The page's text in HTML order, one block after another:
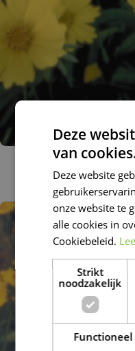
Coreopsis
Deze
van
Deze website
onze website te
alle cookies in
Cookiebeleid.
Strikt
noodzakelijk
Functioneel